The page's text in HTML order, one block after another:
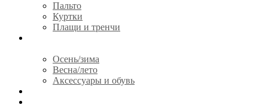
Пальто
Куртки
Плащи и тренчи
Осень/зима
Весна/лето
Аксессуары и обувь